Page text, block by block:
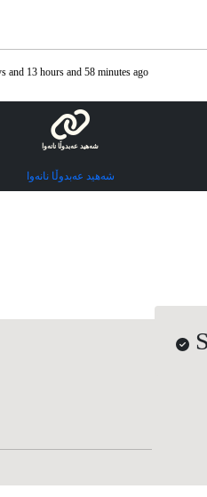
and 13 hours and 58 minutes ago
شەهید عەبدوڵا نانەوا
شەهید عەبدوڵا نانەوا